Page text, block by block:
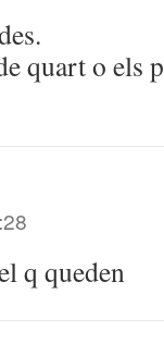
quart o els
q queden